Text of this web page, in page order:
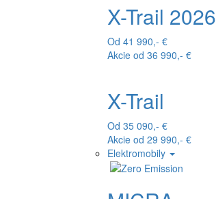
X-Trail 2026
Od 41 990,- €
Akcie od 36 990,- €
X-Trail
Od 35 090,- €
Akcie od 29 990,- €
Elektromobily